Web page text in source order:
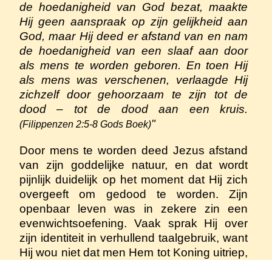
de hoedanigheid van God bezat, maakte
Hij geen aanspraak op zijn gelijkheid aan
God, maar Hij deed er afstand van en nam
de hoedanigheid van een slaaf aan door
als mens te worden geboren. En toen Hij
als mens was verschenen, verlaagde Hij
zichzelf door gehoorzaam te zijn tot de
dood – tot de dood aan een kruis.
(Filippenzen 2:5-8 Gods Boek)"
Door mens te worden deed Jezus afstand
van zijn goddelijke natuur, en dat wordt
pijnlijk duidelijk op het moment dat Hij zich
overgeeft om gedood te worden. Zijn
openbaar leven was in zekere zin een
evenwichtsoefening. Vaak sprak Hij over
zijn identiteit in verhullend taalgebruik, want
Hij wou niet dat men Hem tot Koning uitriep,